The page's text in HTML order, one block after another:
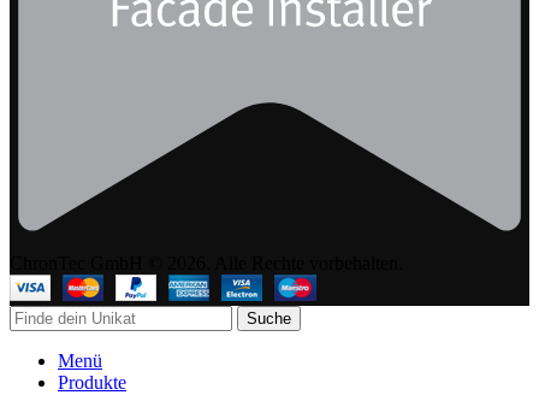
Suche
Menü
Produkte